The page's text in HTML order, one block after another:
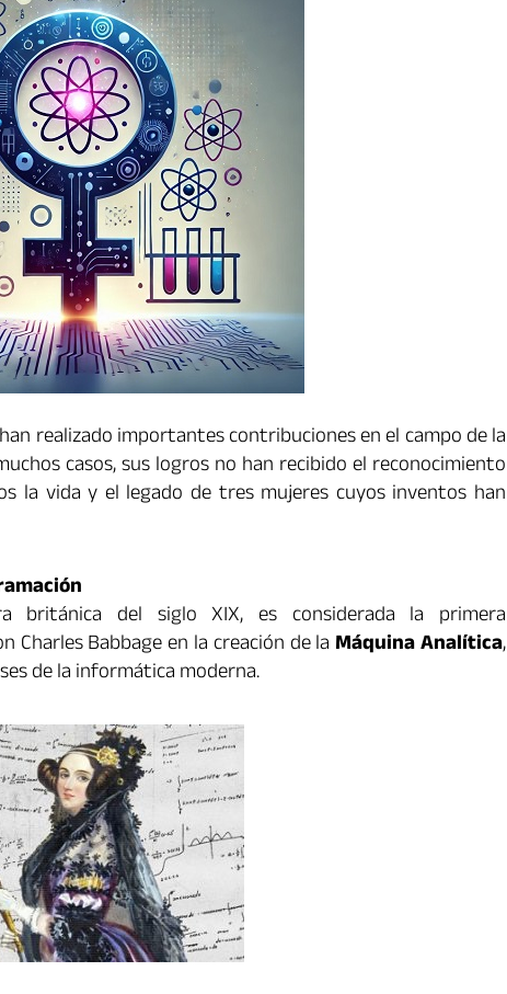
realizado importantes contribuciones en el campo de la
casos, sus logros no han recibido el reconocimiento
la vida y el legado de tres mujeres cuyos inventos han
británica del siglo XIX, es considerada la primera
Charles Babbage en la creación de la Máquina Analítica,
de la informática moderna.